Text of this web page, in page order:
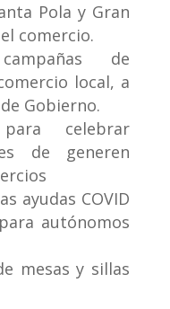
Pola y Gran
comercio.
de
local, a
Gobierno.
celebrar
de generen
ayudas COVID
autónomos
mesas y sillas